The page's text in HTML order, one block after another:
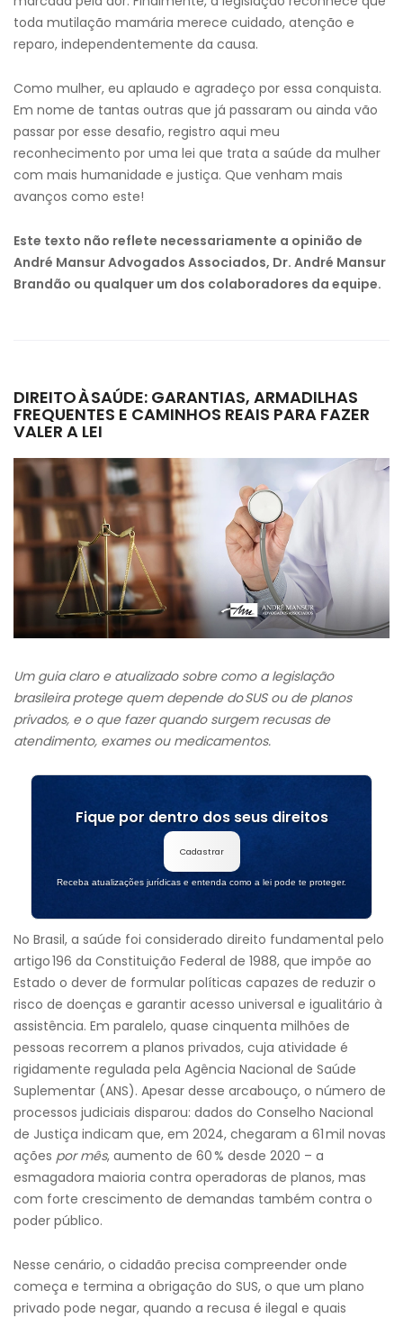
toda mutilação mamária merece cuidado, atenção e
reparo, independentemente da causa.
Como mulher, eu aplaudo e agradeço por essa conquista.
Em nome de tantas outras que já passaram ou ainda vão
passar por esse desafio, registro aqui meu
reconhecimento por uma lei que trata a saúde da mulher
com mais humanidade e justiça. Que venham mais
avanços como este!
Este texto não reflete necessariamente a opinião de
André Mansur Advogados Associados, Dr. André Mansur
Brandão ou qualquer um dos colaboradores da equipe.
DIREITO À SAÚDE: GARANTIAS, ARMADILHAS
FREQUENTES E CAMINHOS REAIS PARA FAZER
VALER A LEI
Um guia claro e atualizado sobre como a legislação
brasileira protege quem depende do SUS ou de planos
privados, e o que fazer quando surgem recusas de
atendimento, exames ou medicamentos.
Fique por dentro dos seus direitos
Cadastrar
Receba atualizações jurídicas e entenda como a lei pode te proteger.
No Brasil, a saúde foi considerado direito fundamental pelo
artigo 196 da Constituição Federal de 1988, que impõe ao
Estado o dever de formular políticas capazes de reduzir o
risco de doenças e garantir acesso universal e igualitário à
assistência. Em paralelo, quase cinquenta milhões de
pessoas recorrem a planos privados, cuja atividade é
rigidamente regulada pela Agência Nacional de Saúde
Suplementar (ANS). Apesar desse arcabouço, o número de
processos judiciais disparou: dados do Conselho Nacional
de Justiça indicam que, em 2024, chegaram a 61 mil novas
ações por mês, aumento de 60 % desde 2020 – a
esmagadora maioria contra operadoras de planos, mas
com forte crescimento de demandas também contra o
poder público.
Nesse cenário, o cidadão precisa compreender onde
começa e termina a obrigação do SUS, o que um plano
privado pode negar, quando a recusa é ilegal e quais